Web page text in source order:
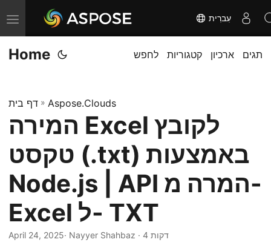
T
o
g
e
n
v
i
g
a
t
i
עִברִית
Home לחפש קטגוריות ארכיון תגים
דף בית » Aspose.Clouds
המירה Excel לקובץ
טקסט (.txt) באמצעות
Node.js | API המרה מ-
Excel ל- TXT
April 24, 2025 · Nayyer Shahbaz · 4 דקות